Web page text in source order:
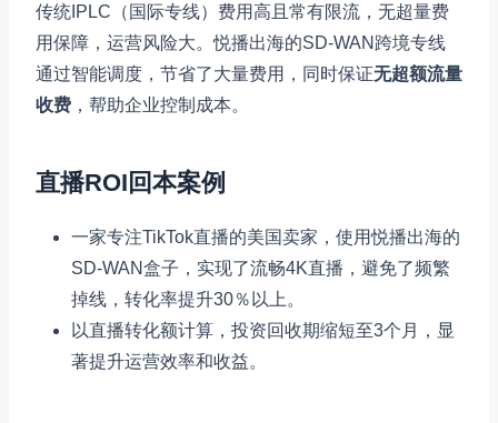
传统IPLC（国际专线）费用高且常有限流，无超量费
用保障，运营风险大。悦播出海的SD-WAN跨境专线
通过智能调度，节省了大量费用，同时保证无超额流量
收费 ，帮助企业控制成本。
直播ROI回本案例
一家专注TikTok直播的美国卖家，使用悦播出海的
SD-WAN盒子，实现了流畅4K直播，避免了频繁
掉线，转化率提升30％以上。
以直播转化额计算，投资回收期缩短至3个月，显
著提升运营效率和收益。